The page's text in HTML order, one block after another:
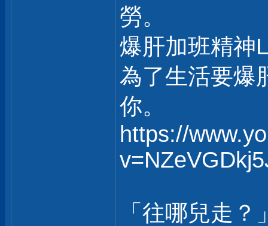
勞。
爆肝加班精神
為了生活要爆
你。
https://
「往哪兒走？